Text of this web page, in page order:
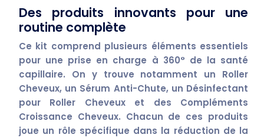
Des produits innovants pour une
routine complète
Ce kit comprend plusieurs éléments essentiels
pour une prise en charge à 360° de la santé
capillaire. On y trouve notamment un Roller
Cheveux, un Sérum Anti-Chute, un Désinfectant
pour Roller Cheveuxet des Compléments
Croissance Cheveux. Chacun de ces produits
joue un rôle spécifique dans la réduction de la